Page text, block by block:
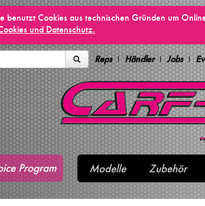
benutzt Cookies aus technischen Gründen um
und Datenschutz.
Reps Händler Jobs
Program Modelle Zubehör